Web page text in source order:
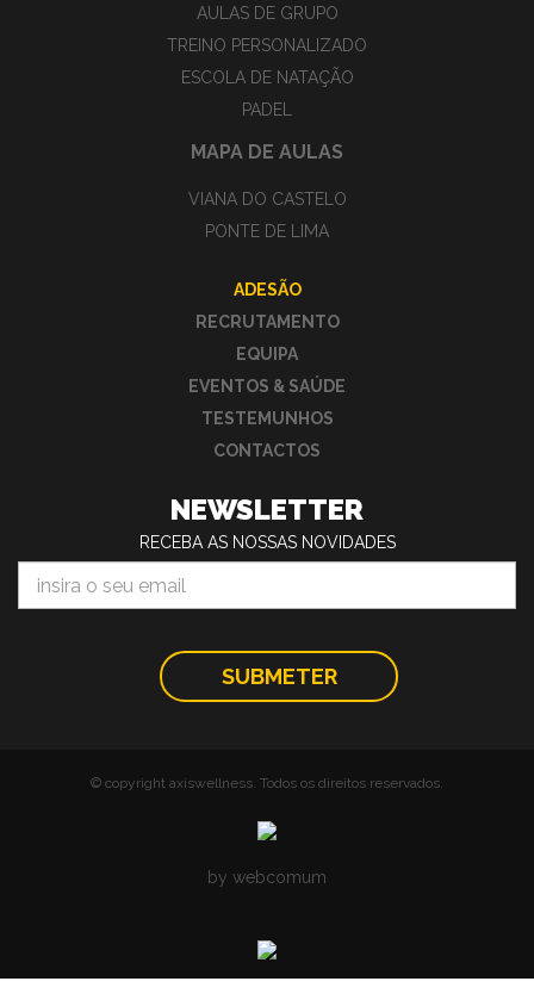
AULAS DE GRUPO
TREINO PERSONALIZADO
ESCOLA DE NATAÇÃO
PADEL
MAPA DE AULAS
VIANA DO CASTELO
PONTE DE LIMA
ADESÃO
RECRUTAMENTO
EQUIPA
EVENTOS & SAÚDE
TESTEMUNHOS
CONTACTOS
NEWSLETTER
RECEBA AS NOSSAS NOVIDADES
© copyright axiswellness. Todos os direitos reservados.
by webcomum